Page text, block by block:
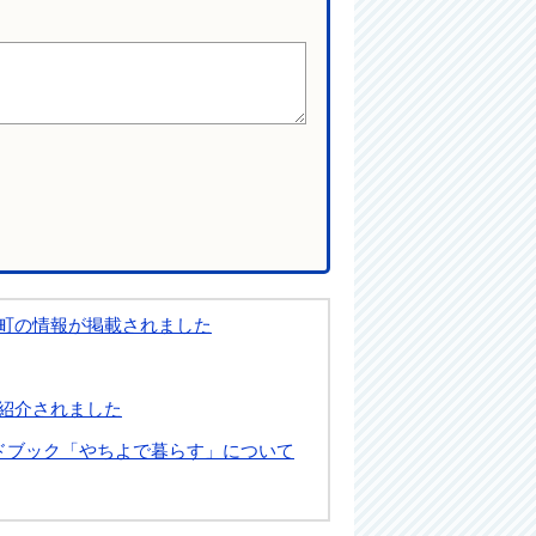
の情報が掲載されました
介されました
ブック「やちよで暮らす」について